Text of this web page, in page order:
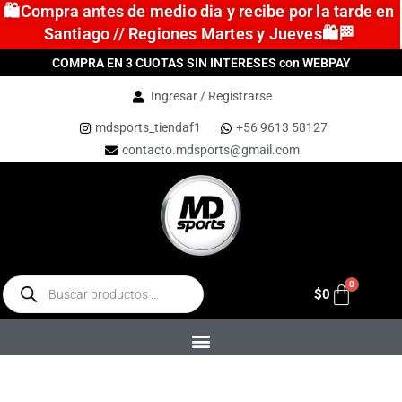
🛍️Compra antes de medio dia y recibe por la tarde en
Santiago // Regiones Martes y Jueves🛍️🏁
COMPRA EN 3 CUOTAS SIN INTERESES con WEBPAY
Ingresar / Registrarse
mdsports_tiendaf1
+56 9613 58127
contacto.mdsports@gmail.com
$0